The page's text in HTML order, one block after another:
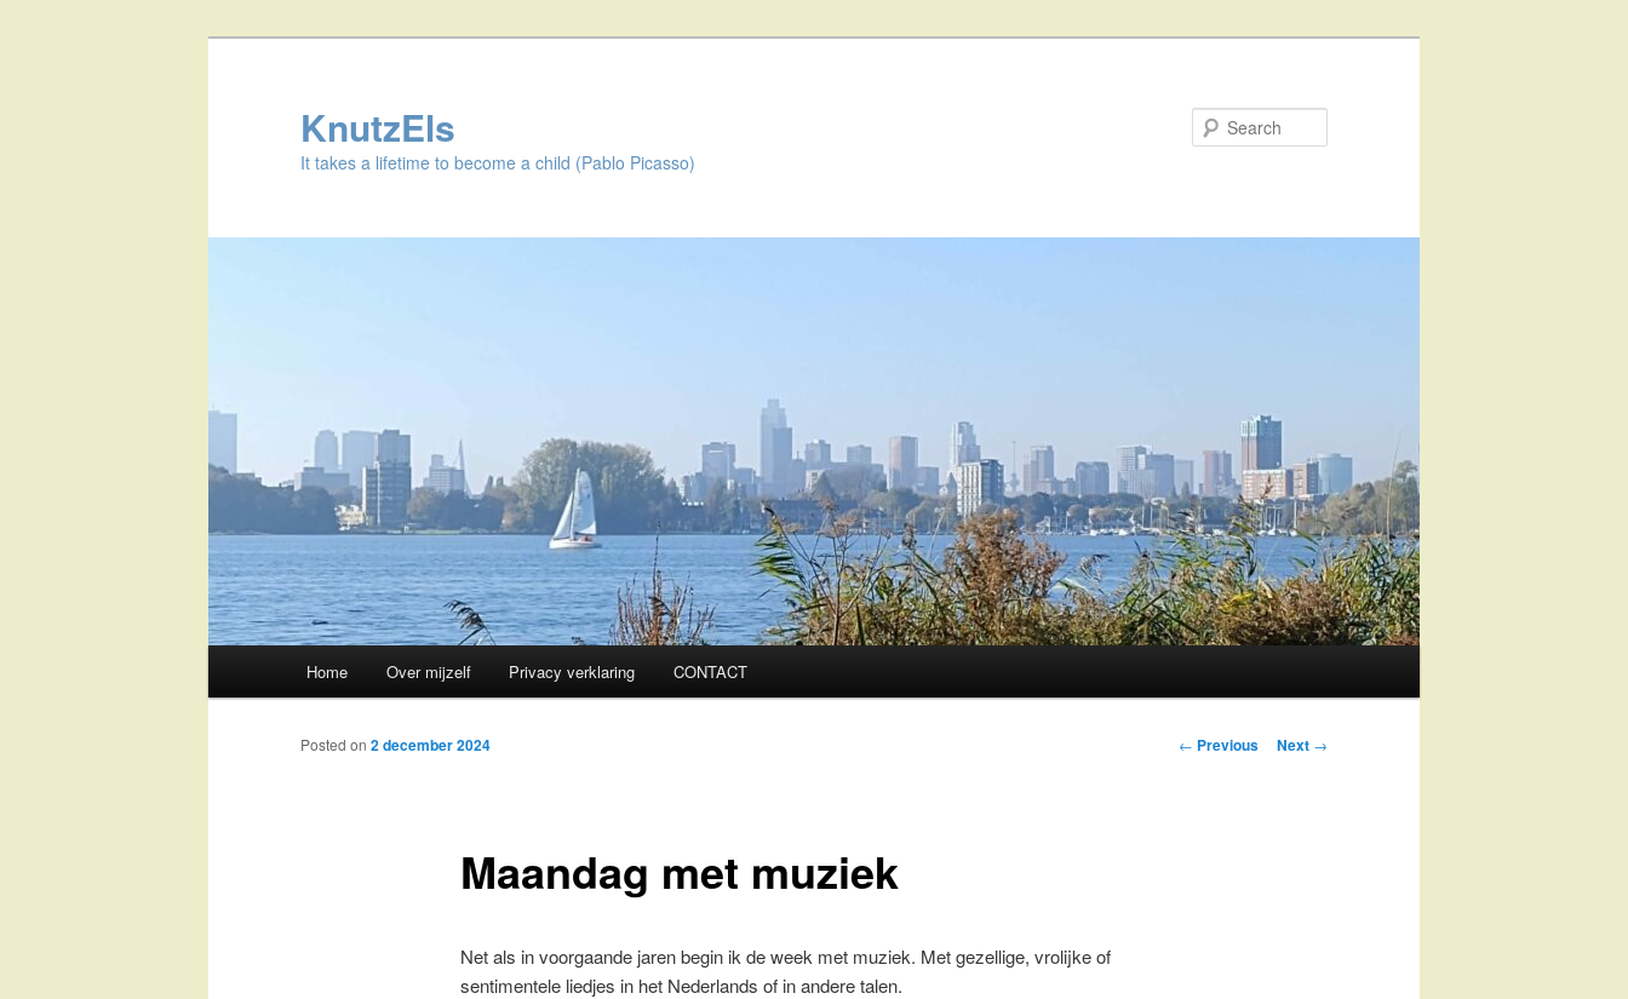
KnutzEls
It takes a lifetime to become a child (Pablo Picasso)
Skip
to
Home Over mijzelf Privacy verklaring CONTACT
Post
← Previous Next →
Maandag met muziek
Posted on 2 december 2024
Net als in voorgaande jaren begin ik de week met muziek. Met gezellige, vrolijke of
sentimentele liedjes in het Nederlands of in andere talen.